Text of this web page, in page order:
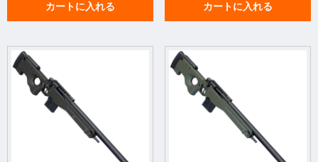
カートに入れる カートに入れる